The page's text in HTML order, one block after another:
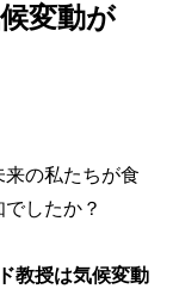
変動が
の私たちが食
したか？
教授は気候変動